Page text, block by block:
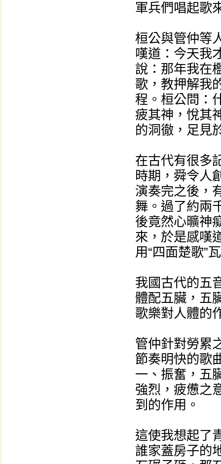
軍兵們唱起歌
桓公與管仲等
嘆道：今天我
說：那年我在
歌，教押解我
程。桓公問：
疲其神，悅其
的洞徹，足見
在古代有很多
時期，舜令人
演奏完之後，
舞。過了約兩
後竟然心曠神
來，於是感嘆
用“四面楚歌”
我國古代的五
體配五臟，五
歌樂對人體的
管仲針對勞累
節奏明快的歌
一、振奮，五
強烈，疲憊之
到的作用。
這使我想起了
誰家蓋房子的